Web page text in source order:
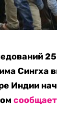
25
Сингха
Индии
сообщает